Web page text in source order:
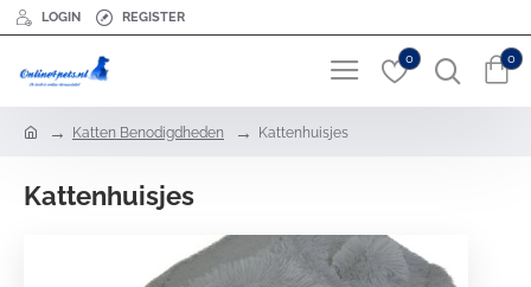
LOGIN REGISTER
0 0
e
Katten Benodigdheden Kattenhuisjes
Kattenhuisjes